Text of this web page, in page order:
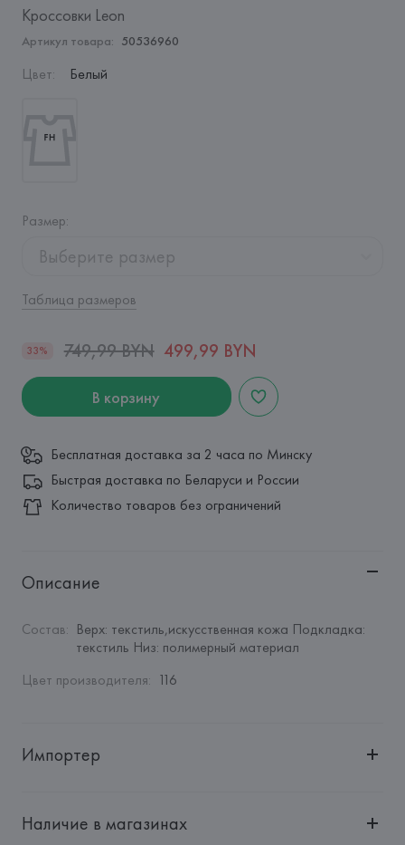
Кроссовки Leon
Артикул товара: 50536960
Цвет: Белый
Размер:
Выберите размер
Таблица размеров
33% 749,99 BYN 499,99 BYN
В корзину
Бесплатная доставка за 2 часа по Минску
Быстрая доставка по Беларуси и России
Количество товаров без ограничений
Описание
Состав: Верх: текстиль,искусственная кожа Подкладка:
текстиль Низ: полимерный материал
Цвет производителя: 116
Импортер
"Авикойл Интернешнл"
Наличие в магазинах